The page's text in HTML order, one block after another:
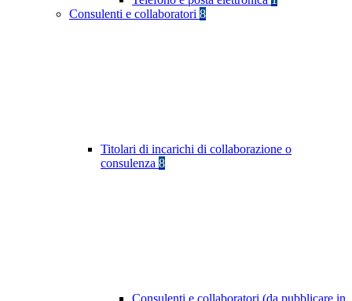
Consulenti e collaboratori 8
Titolari di incarichi di collaborazione o
consulenza 8